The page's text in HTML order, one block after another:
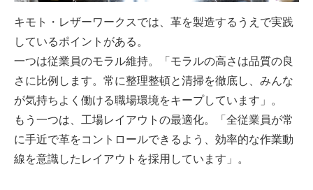
キモト・レザーワークスでは、革を製造するうえで実践
しているポイントがある。
一つは従業員のモラル維持。「モラルの高さは品質の良
さに比例します。常に整理整頓と清掃を徹底し、みんな
が気持ちよく働ける職場環境をキープしています」。
もう一つは、工場レイアウトの最適化。「全従業員が常
に手近で革をコントロールできるよう、効率的な作業動
線を意識したレイアウトを採用しています」。